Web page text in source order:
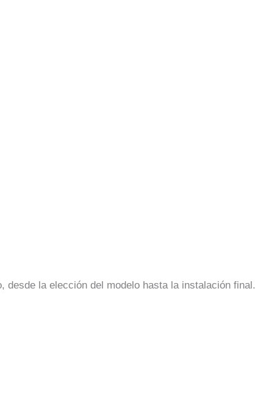
la elección del modelo hasta la instalación final.